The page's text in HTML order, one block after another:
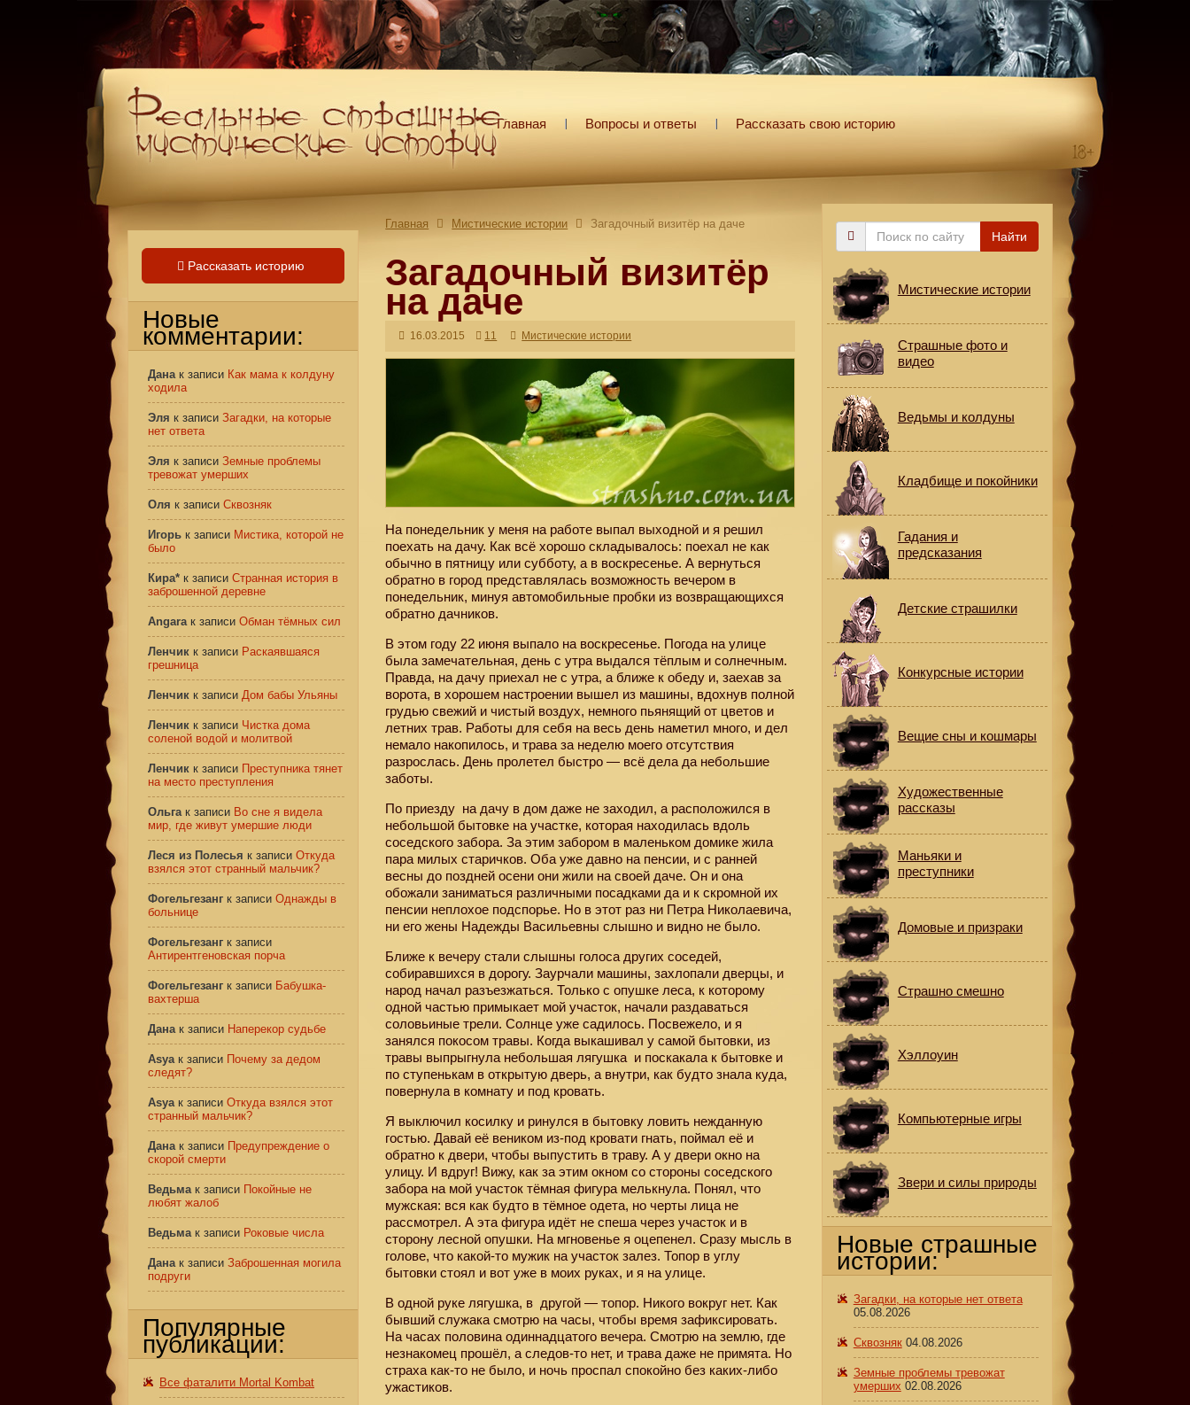
Главная Вопросы и ответы Рассказать свою историю
Главная Мистические истории Загадочный визитёр на даче
Загадочный визитёр
на даче
16.03.2015 11 Мистические истории
На понедельник у меня на работе выпал выходной и я решил
поехать на дачу. Как всё хорошо складывалось: поехал не как
обычно в пятницу или субботу, а в воскресенье. А вернуться
обратно в город представлялась возможность вечером в
понедельник, минуя автомобильные пробки из возвращающихся
обратно дачников.
В этом году 22 июня выпало на воскресенье. Погода на улице
была замечательная, день с утра выдался тёплым и солнечным.
Правда, на дачу приехал не с утра, а ближе к обеду и, заехав за
ворота, в хорошем настроении вышел из машины, вдохнув полной
грудью свежий и чистый воздух, немного пьянящий от цветов и
летних трав. Работы для себя на весь день наметил много, и дел
немало накопилось, и трава за неделю моего отсутствия
разрослась. День пролетел быстро — всё дела да небольшие
заботы.
По приезду на дачу в дом даже не заходил, а расположился в
небольшой бытовке на участке, которая находилась вдоль
соседского забора. За этим забором в маленьком домике жила
пара милых старичков. Оба уже давно на пенсии, и с ранней
весны до поздней осени они жили на своей даче. Он и она
обожали заниматься различными посадками да и к скромной их
пенсии неплохое подспорье. Но в этот раз ни Петра Николаевича,
ни его жены Надежды Васильевны слышно и видно не было.
Ближе к вечеру стали слышны голоса других соседей,
собиравшихся в дорогу. Заурчали машины, захлопали дверцы, и
народ начал разъезжаться. Только с опушке леса, к которому
одной частью примыкает мой участок, начали раздаваться
соловьиные трели. Солнце уже садилось. Посвежело, и я
занялся покосом травы. Когда выкашивал у самой бытовки, из
травы выпрыгнула небольшая лягушка и поскакала к бытовке и
по ступенькам в открытую дверь, а внутри, как будто знала куда,
повернула в комнату и под кровать.
Я выключил косилку и ринулся в бытовку ловить нежданную
гостью. Давай её веником из-под кровати гнать, поймал её и
обратно к двери, чтобы выпустить в траву. А у двери окно на
улицу. И вдруг! Вижу, как за этим окном со стороны соседского
забора на мой участок тёмная фигура мелькнула. Понял, что
мужская: вся как будто в тёмное одета, но черты лица не
рассмотрел. А эта фигура идёт не спеша через участок и в
сторону лесной опушки. На мгновенье я оцепенел. Сразу мысль в
голове, что какой-то мужик на участок залез. Топор в углу
бытовки стоял и вот уже в моих руках, и я на улице.
В одной руке лягушка, в другой — топор. Никого вокруг нет. Как
бывший служака смотрю на часы, чтобы время зафиксировать.
На часах половина одиннадцатого вечера. Смотрю на землю, где
незнакомец прошёл, а следов-то нет, и трава даже не примята. Но
страха как-то не было, и ночь проспал спокойно без каких-либо
ужастиков.
Рассказать историю
Новые
комментарии:
Данак записи Как мама к колдуну
ходила
Эля к записи Загадки, на которые
нет ответа
Эля к записи Земные проблемы
тревожат умерших
Оля к записи Сквозняк
Игорь к записи Мистика, которой не
было
Кира* к записи Странная история в
заброшенной деревне
Angaraк записи Обман тёмных сил
Ленчик к записи Раскаявшаяся
грешница
Ленчик к записи Дом бабы Ульяны
Ленчик к записи Чистка дома
соленой водой и молитвой
Ленчик к записи Преступника тянет
на место преступления
Ольгак записи Во сне я видела
мир, где живут умершие люди
Леся из Полесья к записи Откуда
взялся этот странный мальчик?
Фогельгезанг к записи Однажды в
больнице
Фогельгезанг к записи
Антирентгеновская порча
Фогельгезанг к записи Бабушка-
вахтерша
Данак записи Наперекор судьбе
Asyaк записи Почему за дедом
следят?
Asyaк записи Откуда взялся этот
странный мальчик?
Данак записи Предупреждение о
скорой смерти
Ведьмак записи Покойные не
любят жалоб
Ведьмак записи Роковые числа
Данак записи Заброшенная могила
подруги
Популярные
публикации:
Все фаталити Mortal Kombat
Поиск
Найти
Мистические истории
Страшные фото и
видео
Ведьмы и колдуны
Кладбище и покойники
Гадания и
предсказания
Детские страшилки
Конкурсные истории
Вещие сны и кошмары
Художественные
рассказы
Маньяки и
преступники
Домовые и призраки
Страшно смешно
Хэллоуин
Компьютерные игры
Звери и силы природы
Новые страшные
истории:
Загадки, на которые нет ответа
05.08.2026
Сквозняк 04.08.2026
Земные проблемы тревожат
умерших 02.08.2026